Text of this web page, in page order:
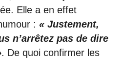
Elle a en effet
: « Justement,
n’arrêtez pas de dire
. De quoi confirmer les